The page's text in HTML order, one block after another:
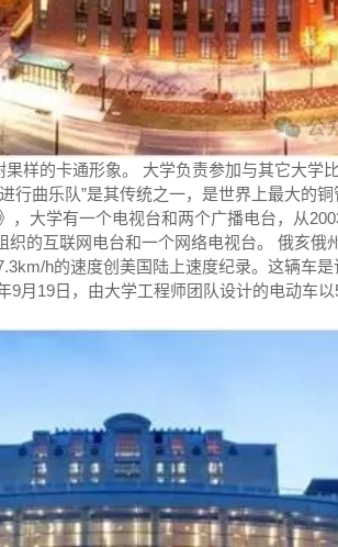
果样的卡通形象。 大学负责参加与其它大学
行曲乐队”是其传统之一，是世界上最大的
，大学有一个电视台和两个广播电台，从
的互联网电台和一个网络电视台。 俄亥俄
h的速度创美国陆上速度纪录。这辆车
9月19日，由大学工程师团队设计的电动车